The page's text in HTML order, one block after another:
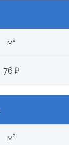
м²
76 ₽
м²